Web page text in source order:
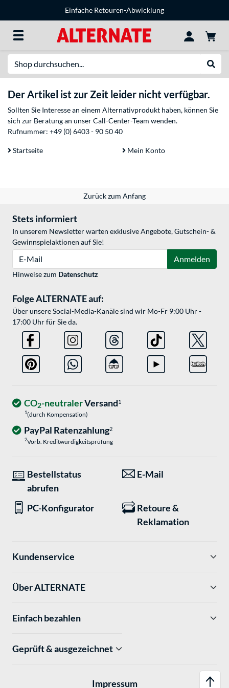
Einfache Retouren-Abwicklung
Der Artikel ist zur Zeit leider nicht verfügbar.
Sollten Sie Interesse an einem Alternativprodukt haben, können Sie
sich zur Beratung an unser Call-Center-Team wenden.
Rufnummer: +49 (0) 6403 - 90 50 40
Startseite Mein Konto
Zurück zum Anfang
Stets informiert
In unserem Newsletter warten exklusive Angebote, Gutschein- &
Gewinnspielaktionen auf Sie!
Anmelden
Hinweise zum Datenschutz
Folge ALTERNATE auf:
Über unsere Social-Media-Kanäle sind wir Mo-Fr 9:00 Uhr -
17:00 Uhr für Sie da.
CO2-neutralerVersand1
1(durch Kompensation)
PayPal Ratenzahlung2
2Vorb. Kreditwürdigkeitsprüfung
Bestellstatus
abrufen
E-Mail
PC-Konfigurator
Retoure &
Reklamation
Kundenservice
Über ALTERNATE
Einfach bezahlen
Geprüft & ausgezeichnet
Impressum